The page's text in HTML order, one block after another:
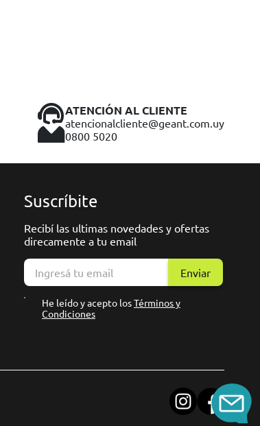
ATENCIÓN AL CLIENTE
atencionalcliente@geant.com.uy
0800 5020
Suscríbite
Recibí las ultimas novedades y ofertas
direcamente a tu email
Enviar
He leído y acepto losTérminos y
Condiciones